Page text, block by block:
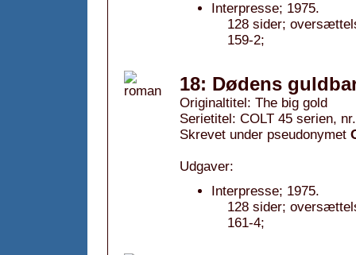
Interpresse; 1975.
128 sider;
159-2;
18: Dødens
Originaltitel: The big gold
Serietitel: COLT 45 serien,
Skrevet under pseudonymet
Udgaver:
Interpresse; 1975.
128 sider;
161-4;